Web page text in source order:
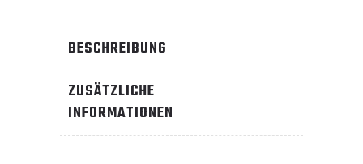
BESCHREIBUNG
ZUSÄTZLICHE
INFORMATIONEN